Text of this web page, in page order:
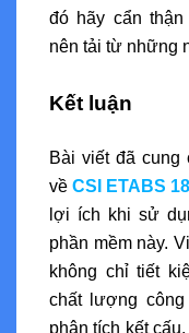
đó hãy cẩn
nên tải từ những
Kết luận
Bài viết đã cung
về CSI ETABS
lợi ích khi sử
phần mềm này.
không chỉ tiết
chất lượng
phân tích kết